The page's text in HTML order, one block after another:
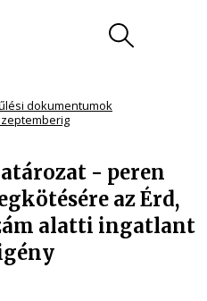
dokumentumok
- peren
az Érd,
alatti ingatlant